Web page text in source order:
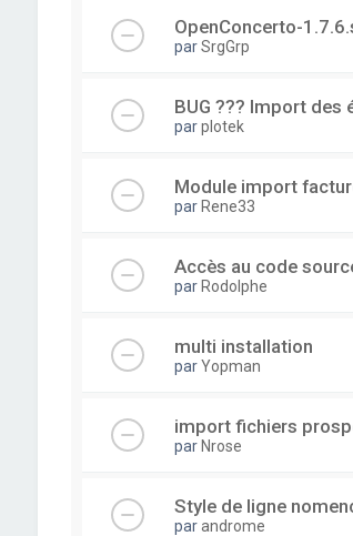
OpenConcerto-
parSrgGrp
BUG ??? Import
parplotek
Module import
par Rene33
Accès au code
par Rodolphe
multi installation
parYopman
import fichiers
par Nrose
Style de ligne
parandrome